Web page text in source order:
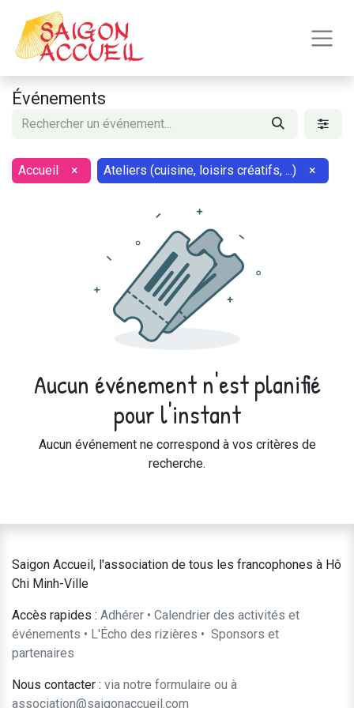
Événements
Accueil × Ateliers (cuisine, loisirs créatifs, ...) ×
Aucun événement n'est planifié
pour l'instant
Aucun événement ne correspond à vos critères de
recherche.
Saigon Accueil, l'association de tous les francophones à Hô
Chi Minh-Ville
Accès rapides : Adhérer • Calendrier des activités et
événements • L'Écho des rizières • ​Sponsors et
partenaires​​
Nous contacter : ​via notre formulaire ou à
association@saigonaccueil.com